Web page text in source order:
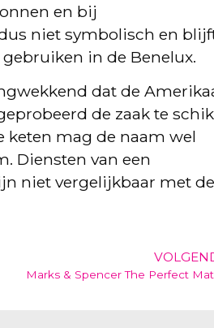
en bij
niet symbolisch en
in de Benelux.
dat de
de zaak te
keten mag de naam wel
Diensten van een
niet vergelijkbaar met de
Marks & Spencer The Perfect